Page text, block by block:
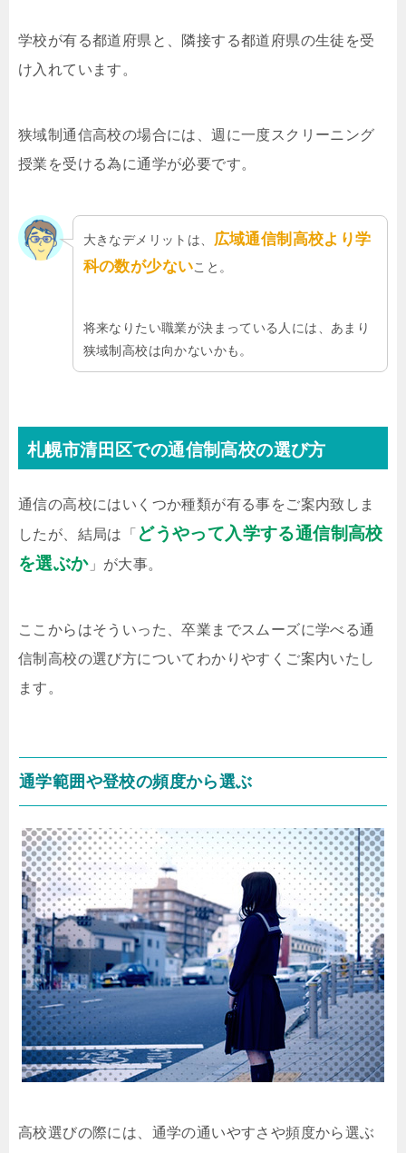
学校が有る都道府県と、隣接する都道府県の生徒を受
け入れています。
狭域制通信高校の場合には、週に一度スクリーニング
授業を受ける為に通学が必要です。
大きなデメリットは、 広域通信制高校より学
科の数が少ないこと。
将来なりたい職業が決まっている人には、あまり
狭域制高校は向かないかも。
札幌市清田区での通信制高校の選び方
通信の高校にはいくつか種類が有る事をご案内致しま
したが、結局は「 どうやって入学する通信制高校
を選ぶか」が大事。
ここからはそういった、卒業までスムーズに学べる通
信制高校の選び方についてわかりやすくご案内いたし
ます。
通学範囲や登校の頻度から選ぶ
高校選びの際には、通学の通いやすさや頻度から選ぶ